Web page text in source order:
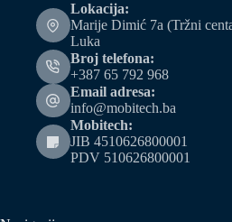
Lokacija:
Marije Dimić 7a (Tržni
Luka
Broj telefona:
+387 65 792 968
Email adresa:
info@mobitech.ba
Mobitech:
JIB 4510626800001
PDV 510626800001